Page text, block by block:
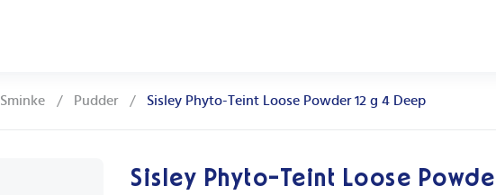
Sminke / Pudder / Sisley Phyto-Teint Loose Powder 12 g 4 Deep
Sisley Phyto-Teint Loose